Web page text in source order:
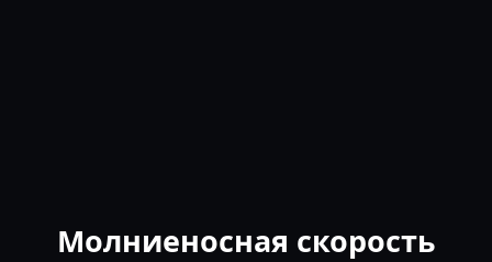
Молниеносная скорость